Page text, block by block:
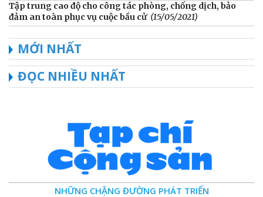
Tập trung cao độ cho công tác phòng, chống dịch, bảo
đảm an toàn phục vụ cuộc bầu cử (15/05/2021)
MỚI NHẤT
ĐỌC NHIỀU NHẤT
NHỮNG CHẶNG ĐƯỜNG PHÁT TRIỂN